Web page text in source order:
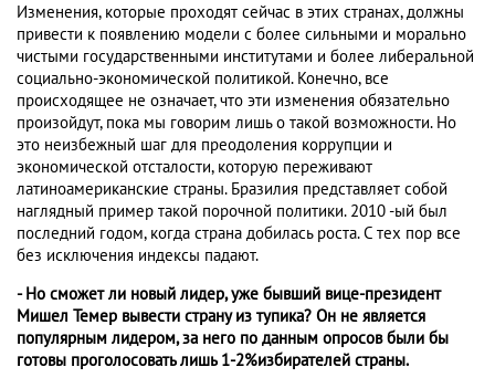
Изменения, которые проходят сейчас в этих странах, должны
привести к появлению модели с более сильными и морально
чистыми государственными институтами и более либеральной
социально-экономической политикой. Конечно, все
происходящее не означает, что эти изменения обязательно
произойдут, пока мы говорим лишь о такой возможности. Но
это неизбежный шаг для преодоления коррупции и
экономической отсталости, которую переживают
латиноамериканские страны. Бразилия представляет собой
наглядный пример такой порочной политики. 2010 -ый был
последний годом, когда страна добилась роста. С тех пор все
без исключения индексы падают.
- Но сможет ли новый лидер, уже бывший вице-президент
Мишел Темер вывести страну из тупика? Он не является
популярным лидером, за него по данным опросов были бы
готовы проголосовать лишь 1-2%избирателей страны.